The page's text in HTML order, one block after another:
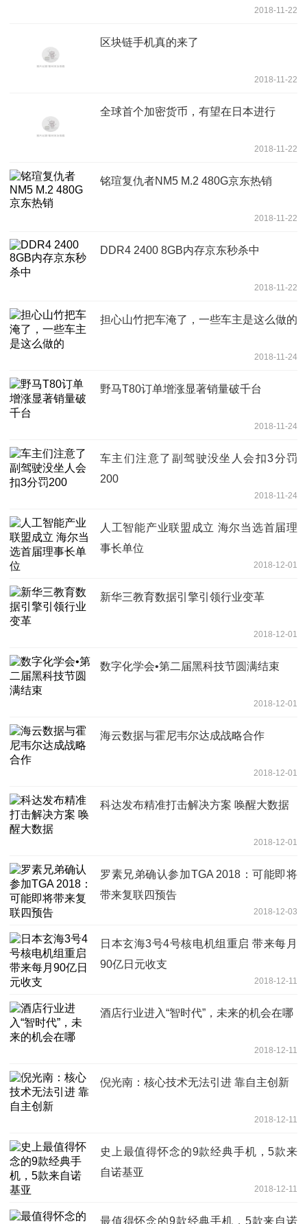
2018-11-22
区块链手机真的来了
2018-11-22
全球首个加密货币，有望在日本进行
2018-11-22
铭瑄复仇者NM5 M.2 480G京东热销
2018-11-22
DDR4 2400 8GB内存京东秒杀中
2018-11-22
担心山竹把车淹了，一些车主是这么做的
2018-11-24
野马T80订单增涨显著销量破千台
2018-11-24
车主们注意了副驾驶没坐人会扣3分罚
200
2018-11-24
人工智能产业联盟成立 海尔当选首届理
事长单位
2018-12-01
新华三教育数据引擎引领行业变革
2018-12-01
数字化学会•第二届黑科技节圆满结束
2018-12-01
海云数据与霍尼韦尔达成战略合作
2018-12-01
科达发布精准打击解决方案 唤醒大数据
2018-12-01
罗素兄弟确认参加TGA 2018：可能即将
带来复联四预告
2018-12-03
日本玄海3号4号核电机组重启 带来每月
90亿日元收支
2018-12-11
酒店行业进入“智时代”，未来的机会在哪
2018-12-11
倪光南：核心技术无法引进 靠自主创新
2018-12-11
史上最值得怀念的9款经典手机，5款来
自诺基亚
2018-12-11
最值得怀念的9款经典手机，5款来自诺